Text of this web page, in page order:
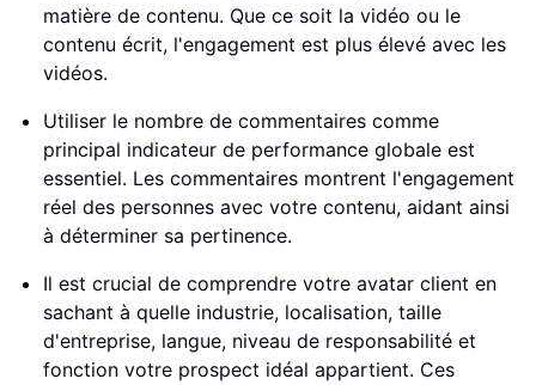
matière de contenu. Que ce soit la vidéo ou le
contenu écrit, l'engagement est plus élevé avec les
vidéos.
Utiliser le nombre de commentaires comme
principal indicateur de performance globale est
essentiel. Les commentaires montrent l'engagement
réel des personnes avec votre contenu, aidant ainsi
à déterminer sa pertinence.
Il est crucial de comprendre votre avatar client en
sachant à quelle industrie, localisation, taille
d'entreprise, langue, niveau de responsabilité et
fonction votre prospect idéal appartient. Ces